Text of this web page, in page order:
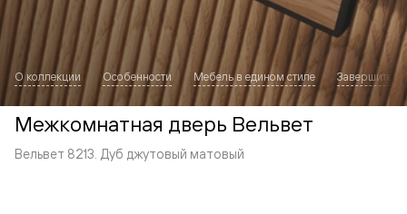
О коллекции Особенности Мебель в едином стиле Завершите
Межкомнатная дверь Вельвет
Вельвет 8213. Дуб джутовый матовый